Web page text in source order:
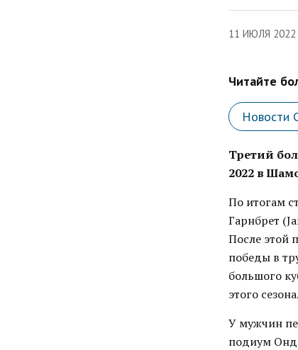
11 ИЮЛЯ 2022
Читайте
Новости
Третий
2022 в
По итогам
Гарнбрет
После этой
победы в
большого
этого сезона.
У мужчин
подиум